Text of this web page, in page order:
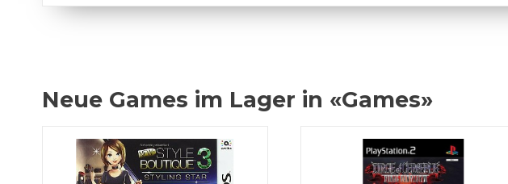
Neue Games im Lager in «Games»